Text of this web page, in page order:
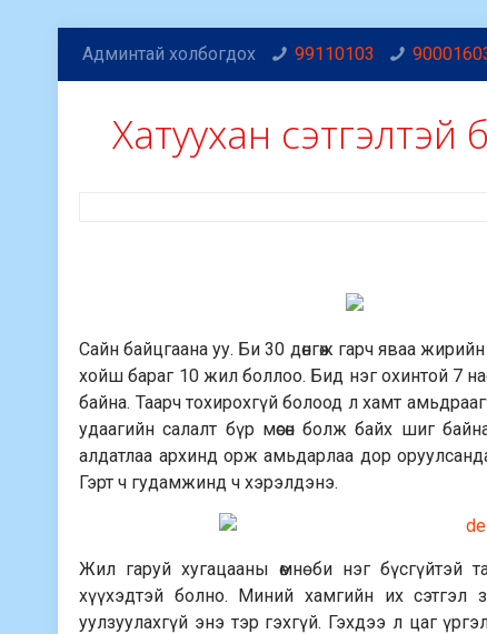
Админтай холбогдох 99110103
Хатуухан
Сайн байцгаана уу. Би 30 дөнгөж гарч яваа
хойш бараг 10 жил боллоо. Бид нэг охинтой 7
байна. Таарч тохирохгүй болоод л хамт
удаагийн салалт бүр мөсөн болж байх шиг
алдатлаа архинд орж амьдарлаа дор
Гэрт ч гудамжинд ч хэрэлдэнэ.
Жил гаруй хугацааны өмнө би нэг бүсгүйтэй
хүүхэдтэй болно. Миний хамгийн их сэтгэл
уулзуулахгүй энэ тэр гэхгүй. Гэхдээ л цаг